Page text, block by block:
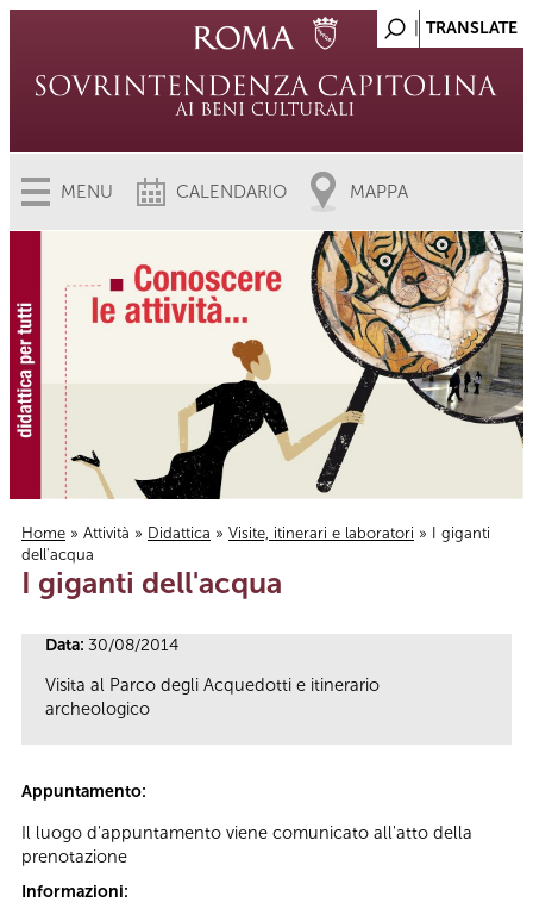
MENU CALENDARIO MAPPA
Tu sei qui
Home » Attività » Didattica » Visite, itinerari e laboratori » I giganti
dell'acqua
I giganti dell'acqua
Data: 30/08/2014
Visita al Parco degli Acquedotti e itinerario
archeologico
Appuntamento:
Il luogo d'appuntamento viene comunicato all'atto della
prenotazione
Informazioni: